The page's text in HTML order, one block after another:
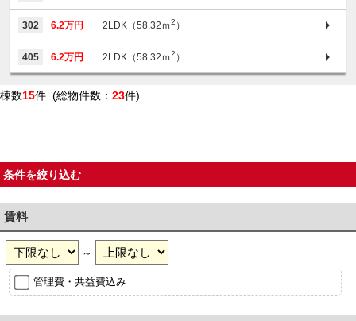
302 6.2万円 2LDK（58.32ｍ2 ）
405 6.2万円 2LDK（58.32ｍ2 ）
棟数15件 (総物件数： 23件)
条件を絞り込む
賃料
～
管理費・共益費込み